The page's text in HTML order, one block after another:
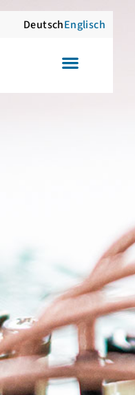
DeutschEnglisch